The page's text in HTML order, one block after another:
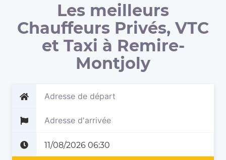
Les meilleurs
Chauffeurs Privés, VTC
et Taxi à Remire-
Montjoly